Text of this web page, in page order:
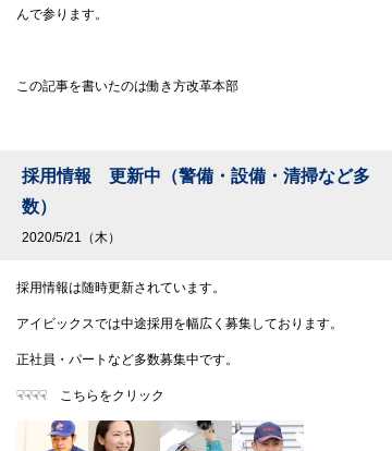
んで参ります。
この記事を書いたのは働き方改革本部
採用情報 更新中（警備・設備・清掃など多
数）
2020/5/21（木）
採用情報は随時更新されています。
アイビックスでは中途採用を幅広く募集しております。
正社員・パートなど多数募集中です。
☟☟☟☟ こちらをクリック